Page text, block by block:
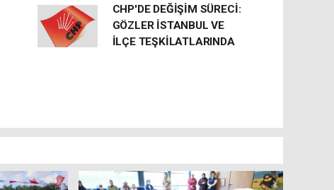
CHP'DE DEĞİŞİM SÜRECİ:
GÖZLER İSTANBUL VE
İLÇE TEŞKİLATLARINDA